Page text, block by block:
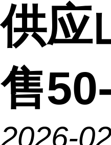
供应
售
2026-